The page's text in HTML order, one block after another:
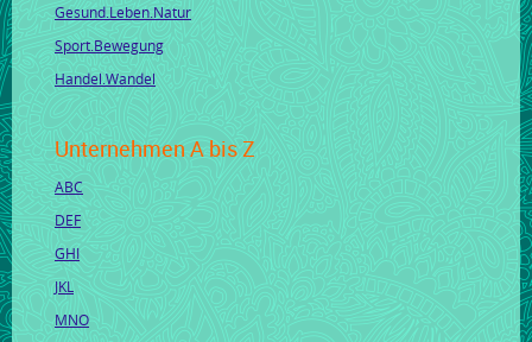
Gesund.Leben.Natur
Sport.Bewegung
Handel.Wandel
Unternehmen A bis Z
ABC
DEF
GHI
JKL
MNO